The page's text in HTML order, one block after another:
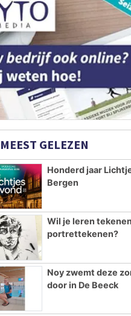
MEEST GELEZEN
Honderd jaar
Bergen
Wil je leren
portrettekenen?
Noy zwemt deze
door in De Beeck